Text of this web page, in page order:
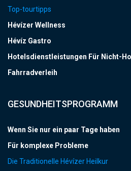
Top-tourtipps
Hévízer Wellness
Hévíz Gastro
Hotelsdienstleistungen Für Nicht-
Fahrradverleih
GESUNDHEITSPROGRAMM
Wenn Sie nur ein paar Tage haben
Für komplexe Probleme
Die Traditionelle Hévízer Heilkur